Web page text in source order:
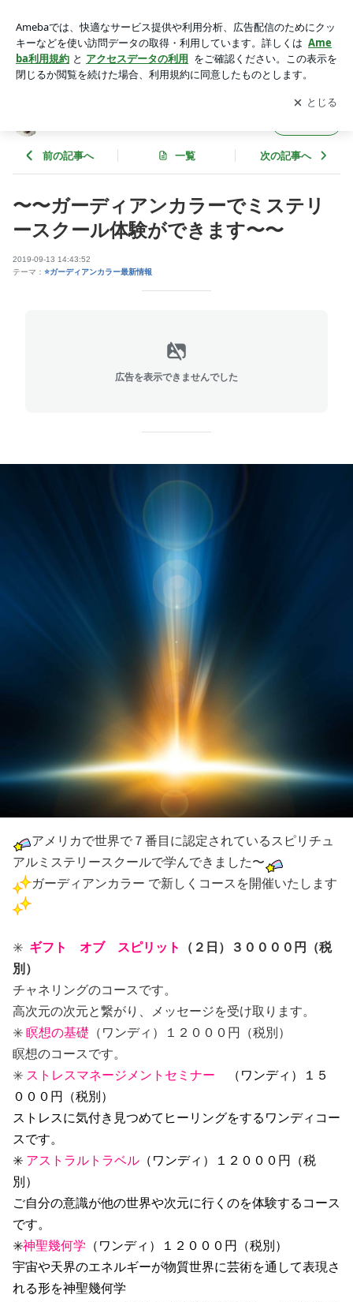
す〜〜 | 未来アドバイザーウシャのガーディアンカラー
アプリをダウンロードして ブログの更新通知
を受け取りまし
ょう。
開く
前の記事へ 一覧 次の記事へ
〜〜ガーディアンカラーでミステリ
ースクール体験ができます〜〜
2019-09-13 14:43:52
テーマ： ⭐️ガーディアンカラー最新情報
広告を表示できませんでした
アメリカで世界で７番目に認定されているスピリチュ
アルミステリースクールで学んできました〜
ガーディアンカラー で新しくコースを開催いたします
✳️ ギフト オブ スピリット
（２日）３００００円（税
別）
チャネリングのコースです。
高次元の次元と繋がり、メッセージを受け取ります。
✳️ 瞑想の基礎 （ワンディ）１２０００円（税別）
瞑想のコースです。
✳️ ストレスマネージメントセミナー
（ワンディ）１５
０００円（税別）
ストレスに気付き見つめてヒーリングをするワンディコー
スです。
✳️ アストラルトラベル （ワンディ）１２０００円（税
別）
ご自分の意識が他の世界や次元に行くのを体験するコース
です。
✳️神聖幾何学 （ワンディ）１２０００円（税別）
宇宙や天界のエネルギーが物質世界に芸術を通して表現さ
れる形を神聖幾何学